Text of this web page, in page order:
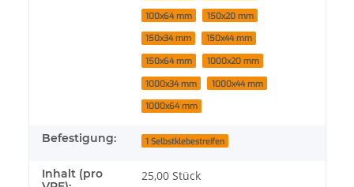
100x64 mm 150x20 mm
150x34 mm 150x44 mm
150x64 mm 1000x20 mm
1000x34 mm 1000x44 mm
1000x64 mm
Befestigung: 1 Selbstklebestreifen
Inhalt (pro
25,00 Stück